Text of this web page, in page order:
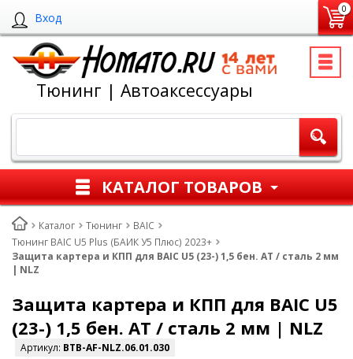
Вход
0
Тюнинг | Автоаксессуары
КАТАЛОГ ТОВАРОВ
Каталог Тюнинг
BAIC
Тюнинг BAIC U5 Plus (БАИК У5 Плюс) 2023+
Защита картера и КПП для BAIC U5 (23-) 1,5 бен. AT / сталь 2 мм
| NLZ
Защита картера и КПП для BAIC U5
(23-) 1,5 бен. AT / сталь 2 мм | NLZ
Артикул: BTB-AF-NLZ.06.01.030